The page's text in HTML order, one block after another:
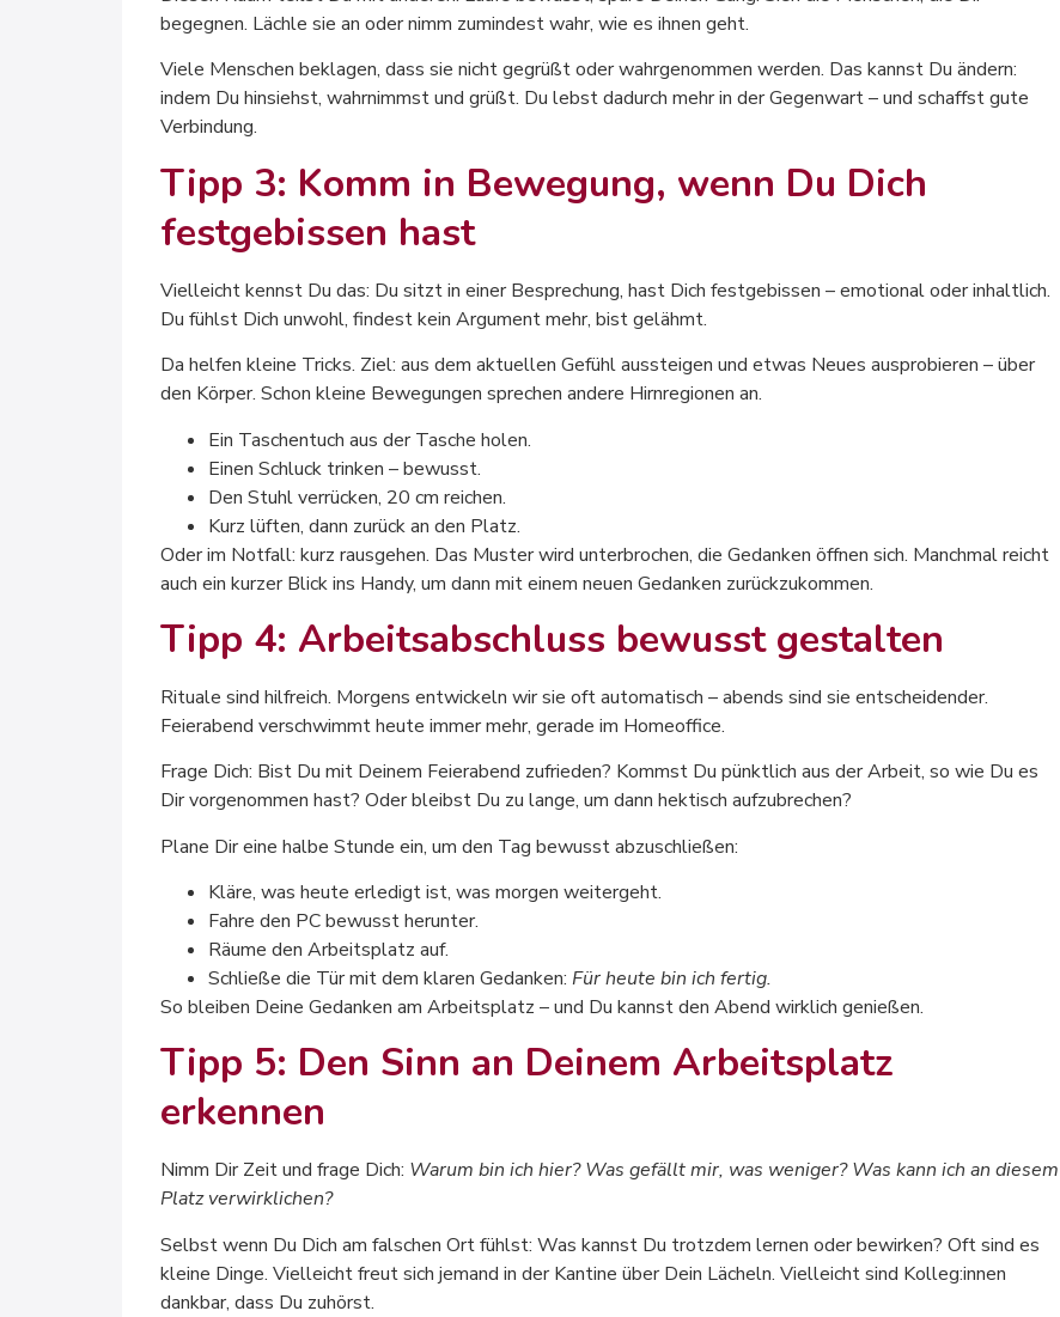
begegnen. Lächle sie an oder nimm zumindest wahr, wie es ihnen geht.
Viele Menschen beklagen, dass sie nicht gegrüßt oder wahrgenommen werden. Das kannst Du ändern:
indem Du hinsiehst, wahrnimmst und grüßt. Du lebst dadurch mehr in der Gegenwart – und schaffst gute
Verbindung.
Tipp 3: Komm in Bewegung, wenn Du Dich
festgebissen hast
Vielleicht kennst Du das: Du sitzt in einer Besprechung, hast Dich festgebissen – emotional oder inhaltlich.
Du fühlst Dich unwohl, findest kein Argument mehr, bist gelähmt.
Da helfen kleine Tricks. Ziel: aus dem aktuellen Gefühl aussteigen und etwas Neues ausprobieren – über
den Körper. Schon kleine Bewegungen sprechen andere Hirnregionen an.
Ein Taschentuch aus der Tasche holen.
Einen Schluck trinken – bewusst.
Den Stuhl verrücken, 20 cm reichen.
Kurz lüften, dann zurück an den Platz.
Oder im Notfall: kurz rausgehen. Das Muster wird unterbrochen, die Gedanken öffnen sich. Manchmal reicht
auch ein kurzer Blick ins Handy, um dann mit einem neuen Gedanken zurückzukommen.
Tipp 4: Arbeitsabschluss bewusst gestalten
Rituale sind hilfreich. Morgens entwickeln wir sie oft automatisch – abends sind sie entscheidender.
Feierabend verschwimmt heute immer mehr, gerade im Homeoffice.
Frage Dich: Bist Du mit Deinem Feierabend zufrieden? Kommst Du pünktlich aus der Arbeit, so wie Du es
Dir vorgenommen hast? Oder bleibst Du zu lange, um dann hektisch aufzubrechen?
Plane Dir eine halbe Stunde ein, um den Tag bewusst abzuschließen:
Kläre, was heute erledigt ist, was morgen weitergeht.
Fahre den PC bewusst herunter.
Räume den Arbeitsplatz auf.
Schließe die Tür mit dem klaren Gedanken: Für heute bin ich fertig.
So bleiben Deine Gedanken am Arbeitsplatz – und Du kannst den Abend wirklich genießen.
Tipp 5: Den Sinn an Deinem Arbeitsplatz
erkennen
Nimm Dir Zeit und frage Dich: Warum bin ich hier? Was gefällt mir, was weniger? Was kann ich an diesem
Platz verwirklichen?
Selbst wenn Du Dich am falschen Ort fühlst: Was kannst Du trotzdem lernen oder bewirken? Oft sind es
kleine Dinge. Vielleicht freut sich jemand in der Kantine über Dein Lächeln. Vielleicht sind Kolleg:innen
dankbar, dass Du zuhörst.